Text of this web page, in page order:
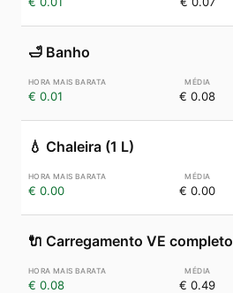
🛁 Banho
€ 0.01 € 0.08
💧 Chaleira (1 L)
€ 0.00 € 0.00
🔌 Carregamento VE completo
€ 0.08 € 0.49